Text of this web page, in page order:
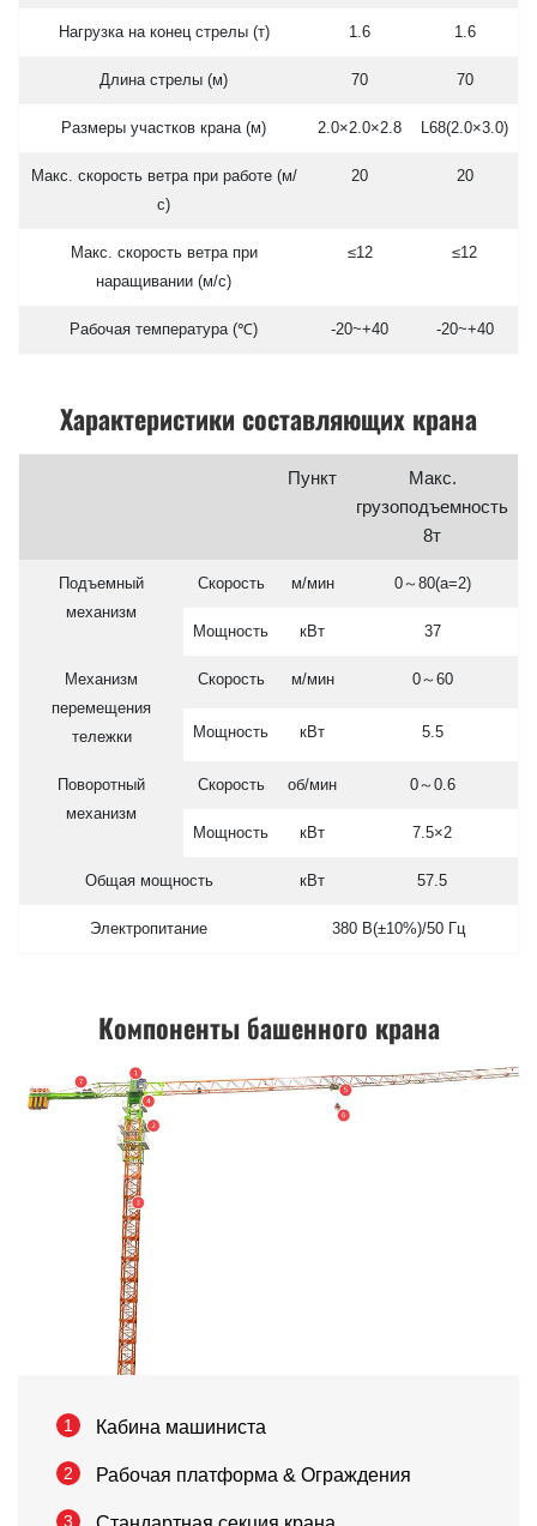
Нагрузка на конец стрелы (т) 1.6 1.6
Длина стрелы (м) 70 70
Размеры участков крана (м) 2.0×2.0×2.8 L68(2.0×3.0)
Макс. скорость ветра при работе (м/
с)
20 20
Макс. скорость ветра при
наращивании (м/с)
≤12 ≤12
Рабочая температура (℃) -20~+40 -20~+40
Характеристики составляющих крана
Пункт
Макс.
грузоподъемность
8т
Подъемный
механизм
Скорость м/мин 0～80(a=2)
Мощность кВт 37
Механизм
перемещения
тележки
Скорость м/мин 0～60
Мощность кВт 5.5
Поворотный
механизм
Скорость об/мин 0～0.6
Мощность кВт 7.5×2
Общая мощность кВт 57.5
Электропитание 380 В(±10%)/50 Гц
Компоненты башенного крана
1 Кабина машиниста
2 Рабочая платформа & Ограждения
3